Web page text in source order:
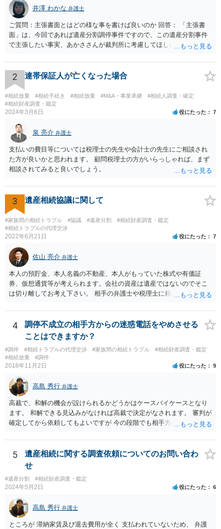
井澤 わかな 弁護士
ご質問：主張書面とはどの様な事を書けば良いのか 回答： 「主張書
面」は、今回であれば遺産分割調停事件ですので、この遺産分割事件
で主張したい事実、あかささんが裁判所に考慮してほしいと思う、亡
ります。 もし、主張したい事実や考慮してほしい事情に関連して
資料を持っているようであれば、主張書面とは別で提出できます。も
し、お姉さんに見られたくないような資料がある場合、「非開示の希
望に関する申出書」と共に提出することも考えられます。 ご質問：書
いた方が良い事と書かない方が良い事 回答： お姉さんが申立書の「申
立ての趣旨」のところに書いている遺産の分け方に対して意見があれ
ば、まずそれを書くとよいです。 次に「申立ての理由」のところに、
なぜ調停を申し立てたのか(例えば、あかささんと話合いが出来ない／
決裂した、など)や亡くなった方・あかささん・お姉さん間の事情やい
きさつなどが書かれていると思うので、あかささんから見てそれは違
うと感じるところは、どのように違うのか、など書くとよいです。 そ
の他、お姉さんの申立書には書かれていないけど、どのように遺産を
った等)、それも書くとよいです。 書かない方が良いと思うことは、遺
産分割に関係ない(と思われる)いきさつを沢山盛り込むことだと考えま
す(あくまで遺産分割に関係することに留める方が、裁判所や調停委員
の方に事情を理解してもらいやすいと思います)。
2 連帯保証人が亡くなった場合
#相続放棄 #相続手続き #相続放棄 #M&A・事業承継
#相続人調査・確定
#相続財産調査・鑑定
2024年3月6日 役にたった 7
泉 亮介 弁護士
支払いの費目等については税理士の先生や会計士の先生にご相談され
た方が良いかと思われます。 顧問税理士の方がいらっしゃれば、まず
相談されてみると良いでしょう。
3 遺産相続協議に関して
#家族間の相続トラブル #協議 #遺産分割
#相続財産調査・鑑定
#相続トラブルの代理交渉
2022年6月21日 役にたった 7
佐山 亮介 弁護士
本人の預貯金、本人名義の不動産、本人がもっていた株式や有価証
券、仮想通貨等が考えられます。会社の資産は遺産ではないのでそこ
は切り離してお考え下さい。 相手の弁護士や税理士に頼んでも守秘義
意に開示を求め、応じなければ「調査嘱託」という手続きを使って銀
行等に照会をかけることになるでしょう。 不動産は、相続登記が済ん
でいなければ市役所ないし区役所に、お子様と義父様のつながりがわ
かる戸籍一式を揃えてもちこみ、「名寄せ」という手続きをすると、
分かると思います。遺産分割協議書の偽造等により既に相続登記され
てしまっている場合は、住所などに当たりをつけて登記名義を調べて
すが、現代では、各々が自由に価格設定をしていますので、特に相場
はお示しできません。ただし、かつて日本弁護士連合会が設けていた
報酬基準を踏まえて価格設定している弁護士は一定数いると思います
ので、それが一応の目安となるでしょう。
4
調停不成立の相手方からの迷惑電話をやめさせる
ことはできますか？
#調停 #相続トラブルの代理交渉 #家族間の相続トラブル
#相続財産調査・鑑定
#相続放棄
#調停
2018年11月2日 役にたった 9
高島 秀行 弁護士
高裁で、和解の機会が設けられるかどうかはケースバイケースとなり
ます。 和解できる見込みがなければ高裁で決定がなされます。 審判が
確定してから依頼してもよいですが 今の段階でも相手方の連絡が迷惑
5
遺産相続に関する調査依頼についてのお問い合わ
せ
#遺産分割 #相続財産調査・鑑定
2024年5月2日 役にたった 6
高島 秀行 弁護士
ところが 滞納家賃及び退去費用が全く 支払われていないため、 弁護